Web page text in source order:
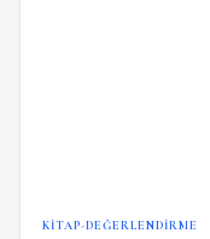
KITAP-DEĞERLENDIRME